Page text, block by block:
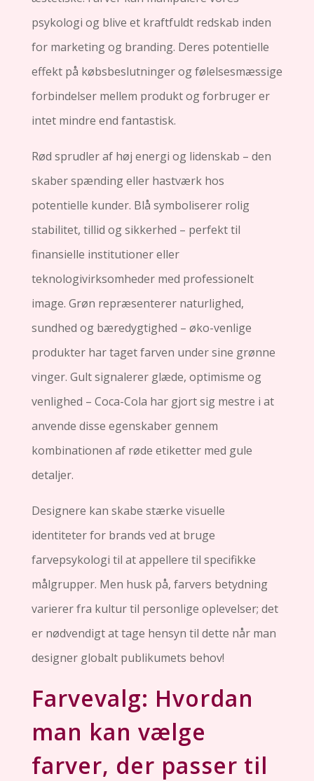
psykologi og blive et kraftfuldt redskab inden
for marketing og branding. Deres potentielle
effekt på købsbeslutninger og følelsesmæssige
forbindelser mellem produkt og forbruger er
intet mindre end fantastisk.
Rød sprudler af høj energi og lidenskab – den
skaber spænding eller hastværk hos
potentielle kunder. Blå symboliserer rolig
stabilitet, tillid og sikkerhed – perfekt til
finansielle institutioner eller
teknologivirksomheder med professionelt
image. Grøn repræsenterer naturlighed,
sundhed og bæredygtighed – øko-venlige
produkter har taget farven under sine grønne
vinger. Gult signalerer glæde, optimisme og
venlighed – Coca-Cola har gjort sig mestre i at
anvende disse egenskaber gennem
kombinationen af røde etiketter med gule
detaljer.
Designere kan skabe stærke visuelle
identiteter for brands ved at bruge
farvepsykologi til at appellere til specifikke
målgrupper. Men husk på, farvers betydning
varierer fra kultur til personlige oplevelser; det
er nødvendigt at tage hensyn til dette når man
designer globalt publikumets behov!
Farvevalg: Hvordan
man kan vælge
farver, der passer til